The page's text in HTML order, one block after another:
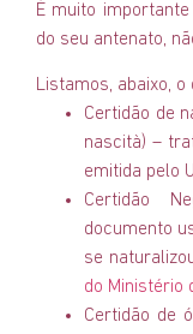
É muito
do seu antenato,
Listamos, abaixo, o
Certidão de
nascità) –
emitida pelo
Certidão
documento
se
do Ministério
Certidão de